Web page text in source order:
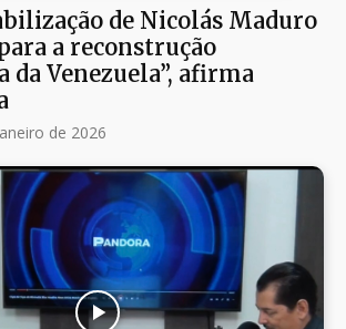
de Nicolás Maduro
a reconstrução
da Venezuela”, afirma
de 2026